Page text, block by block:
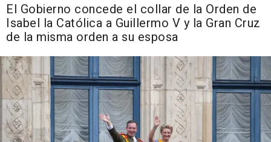
El Gobierno concede el collar de la Orden de
Isabel la Católica a Guillermo V y la Gran Cruz
de la misma orden a su esposa